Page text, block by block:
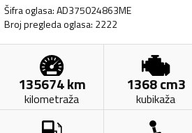
Šifra oglasa:AD375024863ME
Broj pregleda oglasa: 2222
135674km
kilometraža
1368cm3
kubikaža